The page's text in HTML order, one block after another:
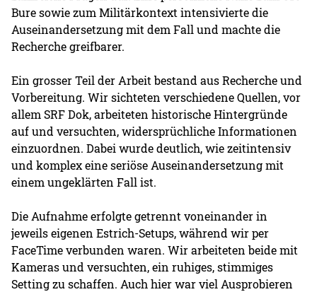
Bure sowie zum Militärkontext intensivierte die
Auseinandersetzung mit dem Fall und machte die
Recherche greifbarer.
Ein grosser Teil der Arbeit bestand aus Recherche und
Vorbereitung. Wir sichteten verschiedene Quellen, vor
allem SRF Dok, arbeiteten historische Hintergründe
auf und versuchten, widersprüchliche Informationen
einzuordnen. Dabei wurde deutlich, wie zeitintensiv
und komplex eine seriöse Auseinandersetzung mit
einem ungeklärten Fall ist.
Die Aufnahme erfolgte getrennt voneinander in
jeweils eigenen Estrich-Setups, während wir per
FaceTime verbunden waren. Wir arbeiteten beide mit
Kameras und versuchten, ein ruhiges, stimmiges
Setting zu schaffen. Auch hier war viel Ausprobieren